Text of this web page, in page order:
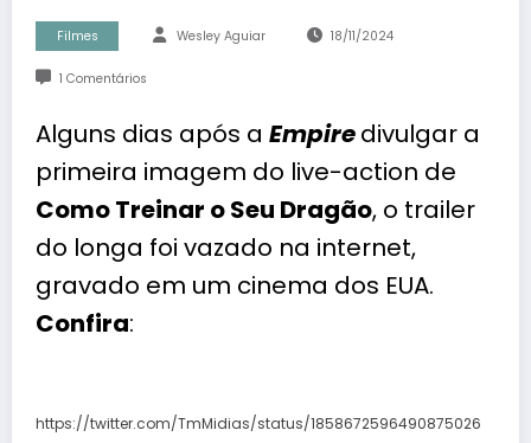
Filmes Wesley Aguiar 18/11/2024
1 Comentários
Alguns dias após a Empiredivulgar a
primeira imagem do live-action de
Como Treinar o Seu Dragão, o trailer
do longa foi vazado na internet,
gravado em um cinema dos EUA.
Confira:
https://twitter.com/TmMidias/status/1858672596490875026